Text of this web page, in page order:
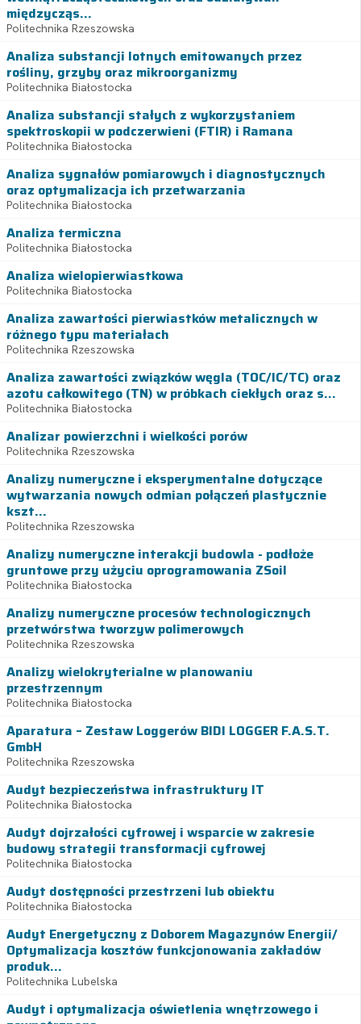
międzycząs...
Politechnika Rzeszowska
Analiza substancji lotnych emitowanych przez
rośliny, grzyby oraz mikroorganizmy
Politechnika Białostocka
Analiza substancji stałych z wykorzystaniem
spektroskopii w podczerwieni (FTIR) i Ramana
Politechnika Białostocka
Analiza sygnałów pomiarowych i diagnostycznych
oraz optymalizacja ich przetwarzania
Politechnika Białostocka
Analiza termiczna
Politechnika Białostocka
Analiza wielopierwiastkowa
Politechnika Białostocka
Analiza zawartości pierwiastków metalicznych w
różnego typu materiałach
Politechnika Rzeszowska
Analiza zawartości związków węgla (TOC/IC/TC) oraz
azotu całkowitego (TN) w próbkach ciekłych oraz s...
Politechnika Białostocka
Analizar powierzchni i wielkości porów
Politechnika Rzeszowska
Analizy numeryczne i eksperymentalne dotyczące
wytwarzania nowych odmian połączeń plastycznie
kszt...
Politechnika Rzeszowska
Analizy numeryczne interakcji budowla - podłoże
gruntowe przy użyciu oprogramowania ZSoil
Politechnika Białostocka
Analizy numeryczne procesów technologicznych
przetwórstwa tworzyw polimerowych
Politechnika Rzeszowska
Analizy wielokryterialne w planowaniu
przestrzennym
Politechnika Białostocka
Aparatura – Zestaw Loggerów BIDI LOGGER F.A.S.T.
GmbH
Politechnika Rzeszowska
Audyt bezpieczeństwa infrastruktury IT
Politechnika Białostocka
Audyt dojrzałości cyfrowej i wsparcie w zakresie
budowy strategii transformacji cyfrowej
Politechnika Białostocka
Audyt dostępności przestrzeni lub obiektu
Politechnika Białostocka
Audyt Energetyczny z Doborem Magazynów Energii/
Optymalizacja kosztów funkcjonowania zakładów
produk...
Politechnika Lubelska
Audyt i optymalizacja oświetlenia wnętrzowego i